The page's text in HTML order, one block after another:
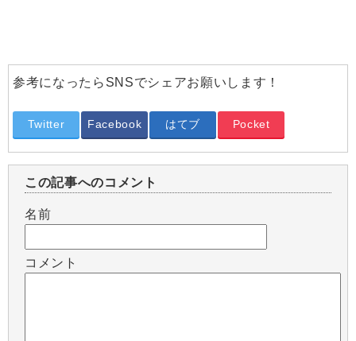
参考になったらSNSでシェアお願いします！
Twitter Facebook はてブ Pocket
この記事へのコメント
名前
コメント